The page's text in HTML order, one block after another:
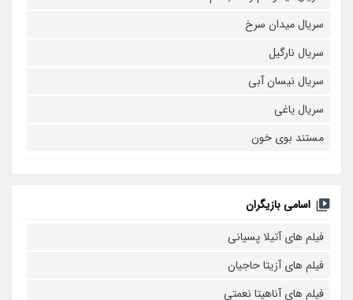
سریال میدان سرخ
سریال نارگیل
سریال نیسان آبی
سریال یاغی
مستند بوی خون
اسامی بازیگران
فیلم های آتیلا پسیانی
فیلم های آزیتا حاجیان
فیلم های آناهیتا نعمتی